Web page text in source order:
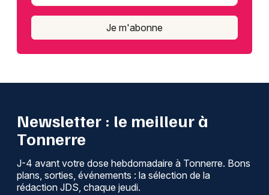
Je m'abonne
Newsletter : le meilleur à
Tonnerre
J-4 avant votre dose hebdomadaire à Tonnerre. Bons
plans, sorties, événements : la sélection de la
rédaction JDS, chaque jeudi.